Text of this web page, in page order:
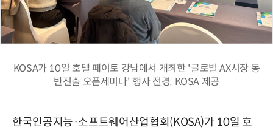
KOSA가 10일 호텔 페이토 강남에서 개최한 '글로벌 AX시장 동
반진출 오픈세미나' 행사 전경. KOSA 제공
한국인공지능·소프트웨어산업협회(KOSA)가 10일 호